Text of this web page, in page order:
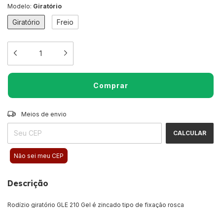
Modelo: Giratório
Giratório Freio
Entregas para o CEP:
Meios de envio
CALCULAR
Não sei meu CEP
Descrição
Rodízio giratório GLE 210 Gel é zincado tipo de fixação rosca